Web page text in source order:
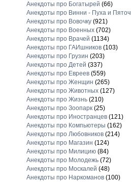
Анекдоты про Богатырей (66)
Анекдоты про Винни - Пуха и
Анекдоты про Вовочку(921)
Анекдоты про Военных(702)
Анекдоты про Врачей (1134)
Анекдоты про ГАИшников(103)
Анекдоты про Грузин (203)
Анекдоты про Детей (337)
Анекдоты про Евреев(559)
Анекдоты про Женщин (265)
Анекдоты про Животных(127)
Анекдоты про Жизнь(210)
Анекдоты про Зоопарк(25)
Анекдоты про Иностранцев(121)
Анекдоты про Компьютеры (162)
Анекдоты про Любовников(214)
Анекдоты про Магазин (124)
Анекдоты про Милицию(84)
Анекдоты про Молодежь(72)
Анекдоты про Москалей (48)
Анекдоты про Наркоманов(100)